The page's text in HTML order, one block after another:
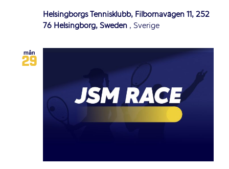
Helsingborgs Tennisklubb, Filbornavägen 11, 252
76 Helsingborg, Sweden , Sverige
mån
29